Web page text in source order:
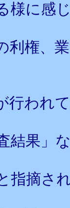
様に感
利権、
行われ
結果」
指摘さ